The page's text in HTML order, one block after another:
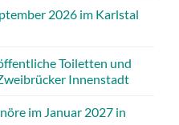
2026 im Karlstal
Toiletten und
Innenstadt
im Januar 2027 in